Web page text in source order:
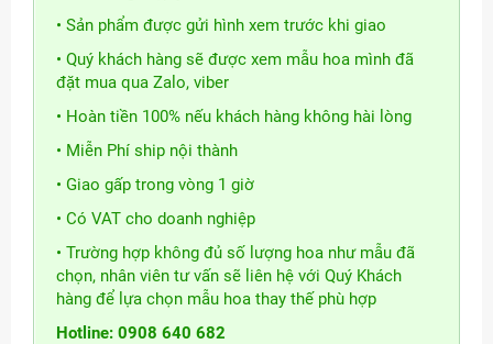
• Sản phẩm được gửi hình xem trước khi giao
• Quý khách hàng sẽ được xem mẫu hoa mình đã
đặt mua qua Zalo, viber
• Hoàn tiền 100% nếu khách hàng không hài lòng
• Miễn Phí ship nội thành
• Giao gấp trong vòng 1 giờ
• Có VAT cho doanh nghiệp
• Trường hợp không đủ số lượng hoa như mẫu đã
chọn, nhân viên tư vấn sẽ liên hệ với Quý Khách
hàng để lựa chọn mẫu hoa thay thế phù hợp
Hotline: 0908 640 682